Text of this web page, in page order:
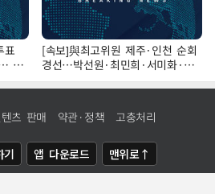
표
정
[속보]與최고위원 제주·인천 순회
경선…박선원·최민희·서미화·한
민수·김용 순
츠 판매 약관·정책 고충처리
기 앱 다운로드 맨위로↑